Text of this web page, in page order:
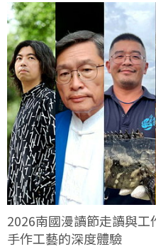
2026南國漫讀節走讀與工
手作工藝的深度體驗